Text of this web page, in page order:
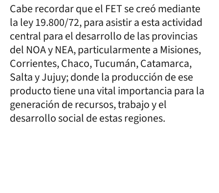
Cabe recordar que el FET se creó mediante
la ley 19.800/72, para asistir a esta actividad
central para el desarrollo de las provincias
del NOA y NEA, particularmente a Misiones,
Corrientes, Chaco, Tucumán, Catamarca,
Salta y Jujuy; donde la producción de ese
producto tiene una vital importancia para la
generación de recursos, trabajo y el
desarrollo social de estas regiones.